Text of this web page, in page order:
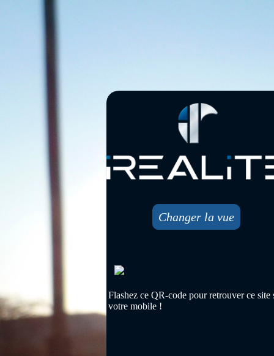
Changer la vue
Flashez ce QR-code pour retrouver ce site
votre mobile !